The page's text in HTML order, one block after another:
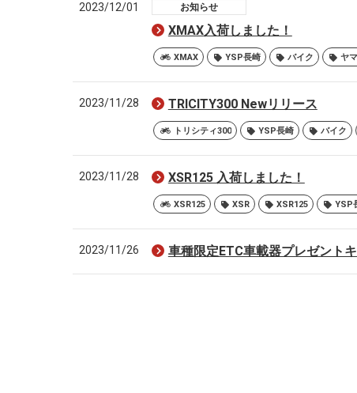
2023/12/01 お知らせ
XMAX入荷しました！
XMAX YSP長崎 バイク ヤ
2023/11/28 TRICITY300 Newリリース
トリシティ300 YSP長崎 バイク
2023/11/28 XSR125 入荷しました！
XSR125 XSR XSR125 YSP
2023/11/26 車種限定ETC車載器プレゼント